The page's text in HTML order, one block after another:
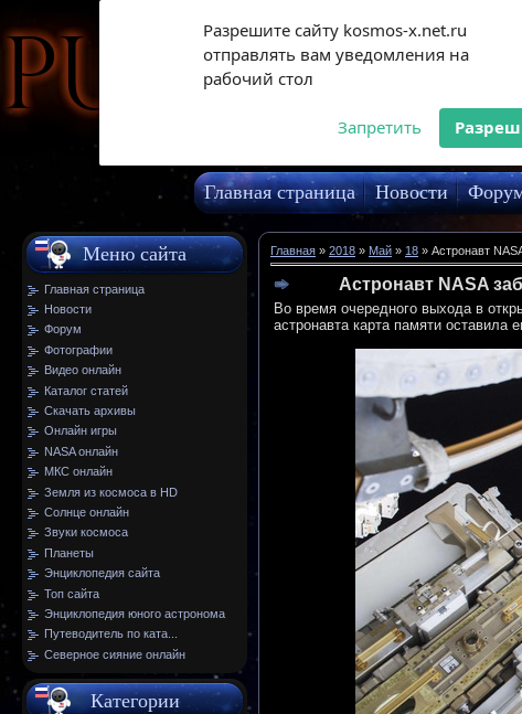
Разрешите сайту kosmos-x.net.ru
отправлять вам уведомления на
рабочий стол
Запретить
Pulsar
Главная страница Новости
МКС онлайн
Меню сайта
Главная страница
Новости
Форум
Фотографии
Видео онлайн
Каталог статей
Скачать архивы
Онлайн игры
NASA онлайн
МКС онлайн
Земля из космоса в HD
Солнце онлайн
Звуки космоса
Планеты
Энциклопедия сайта
Топ сайта
Энциклопедия юного астронома
Путеводитель по ката...
Северное сияние онлайн
Категории
Главная » 2018 » Май » 18 » Астронавт
Астронавт NASA
Во время очередного выхода в
астронавта карта памяти оставила